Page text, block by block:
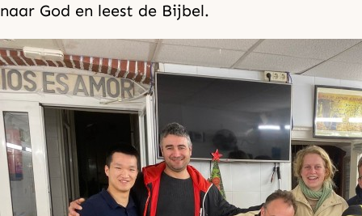
naar God en leest de Bijbel.